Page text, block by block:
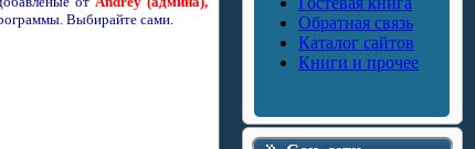
Выбирайте сами.
Обратная связь
Каталог сайтов
Книги и прочее